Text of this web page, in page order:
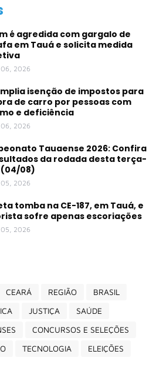
é agredida com gargalo de
em Tauá e solicita medida
2026
isenção de impostos para
de carro por pessoas com
e deficiência
2026
Tauaense 2026: Confira
da rodada desta terça-
08)
2026
tomba na CE-187, em Tauá, e
sofre apenas escoriações
2026
CEARÁ REGIÃO
BRASIL
JUSTIÇA
SAÚDE
CONCURSOS E SELEÇÕES
TECNOLOGIA ELEIÇÕES